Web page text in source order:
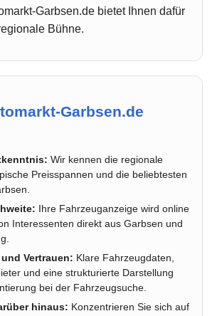
Garbsen.de bietet Ihnen dafür
Bühne.
Garbsen.de
Wir kennen die regionale
Preisspannen und die beliebtesten
Ihre Fahrzeuganzeige wird online
Interessenten direkt aus Garbsen und
Vertrauen: Klare Fahrzeugdaten,
und eine strukturierte Darstellung
bei der Fahrzeugsuche.
hinaus: Konzentrieren Sie sich auf